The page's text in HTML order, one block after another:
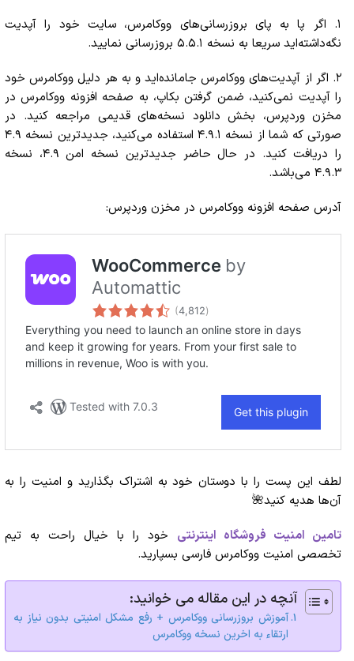
۱. اگر پا به پای بروزرسانی‌های ووکامرس، سایت خود را آپدیت
نگه‌داشته‌اید سریعا به نسخه ۵.۵.۱ بروزرسانی نمایید.
۲. اگر از آپدیت‌های ووکامرس جامانده‌اید و به هر دلیل ووکامرس خود
را آپدیت نمی‌کنید، ضمن گرفتن بکاپ، به صفحه افزونه ووکامرس در
مخزن وردپرس، بخش دانلود نسخه‌های قدیمی مراجعه کنید. در
صورتی که شما از نسخه ۴.۹.۱ استفاده می‌کنید، جدیدترین نسخه ۴.۹
را دریافت کنید. در حال حاضر جدیدترین نسخه امن ۴.۹، نسخه
۴.۹.۳ می‌باشد.
آدرس صفحه افزونه ووکامرس در مخزن وردپرس:
لطف این پست را با دوستان خود به اشتراک بگذارید و امنیت را به
آن‌ها هدیه کنید🌺
تامین امنیت فروشگاه اینترنتی خود را با خیال راحت به تیم
تخصصی امنیت ووکامرس فارسی بسپارید.
آنچه در این مقاله می خوانید:
آموزش بروزرسانی ووکامرس + رفع مشکل امنیتی بدون نیاز به
ارتقاء به اخرین نسخه ووکامرس